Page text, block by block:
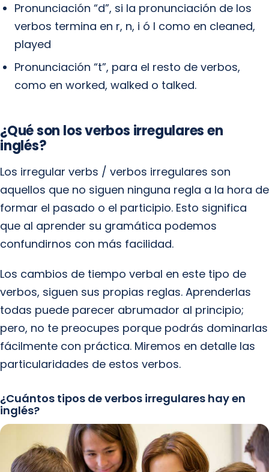
Pronunciación “d”, si la pronunciación de los
verbos termina en r, n, i ó l como en cleaned,
played
Pronunciación “t”, para el resto de verbos,
como en worked, walked o talked.
¿Qué son los verbos irregulares en
inglés?
Los irregular verbs / verbos irregulares son
aquellos que no siguen ninguna regla a la hora de
formar el pasado o el participio. Esto significa
que al aprender su gramática podemos
confundirnos con más facilidad.
Los cambios de tiempo verbal en este tipo de
verbos, siguen sus propias reglas. Aprenderlas
todas puede parecer abrumador al principio;
pero, no te preocupes porque podrás dominarlas
fácilmente con práctica. Miremos en detalle las
particularidades de estos verbos.
¿Cuántos tipos de verbos irregulares hay en
inglés?